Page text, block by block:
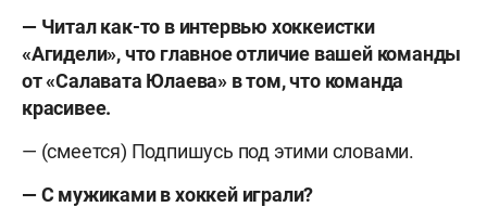
— Читал как-то в интервью хоккеистки
«Агидели», что главное отличие вашей команды
от «Салавата Юлаева» в том, что команда
красивее.
— (смеется) Подпишусь под этими словами.
— С мужиками в хоккей играли?